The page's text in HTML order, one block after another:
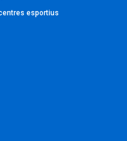
esportius